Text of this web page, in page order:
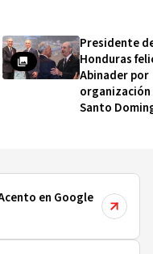
Presidente
Honduras
Abinader por
organización
Santo
en Google